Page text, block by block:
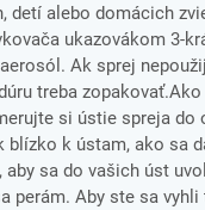
detí alebo domácich
ukazovákom 3-
Ak sprej
treba
si ústie spreja do
blízko k ústam, ako sa
aby sa do vašich úst
perám. Aby ste sa